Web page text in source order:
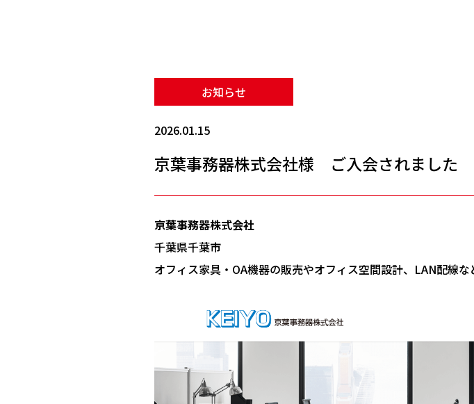
お知らせ
2026.01.15
京葉事務器株式会社様 ご入会されました
京葉事務器株式会社
千葉県千葉市
オフィス家具・OA機器の販売やオフィス空間設計、LAN配線